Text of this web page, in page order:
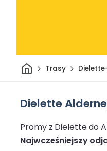
DomTrasy
Dielette
Promy z Dielette do
Najwcześniejszy